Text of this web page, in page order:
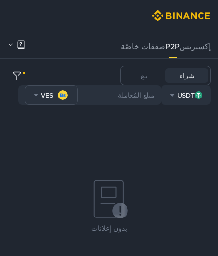
إكسبريسP2Pصفقات خاصّة
شراء بيع
USDT
VES
بدون إعلانات